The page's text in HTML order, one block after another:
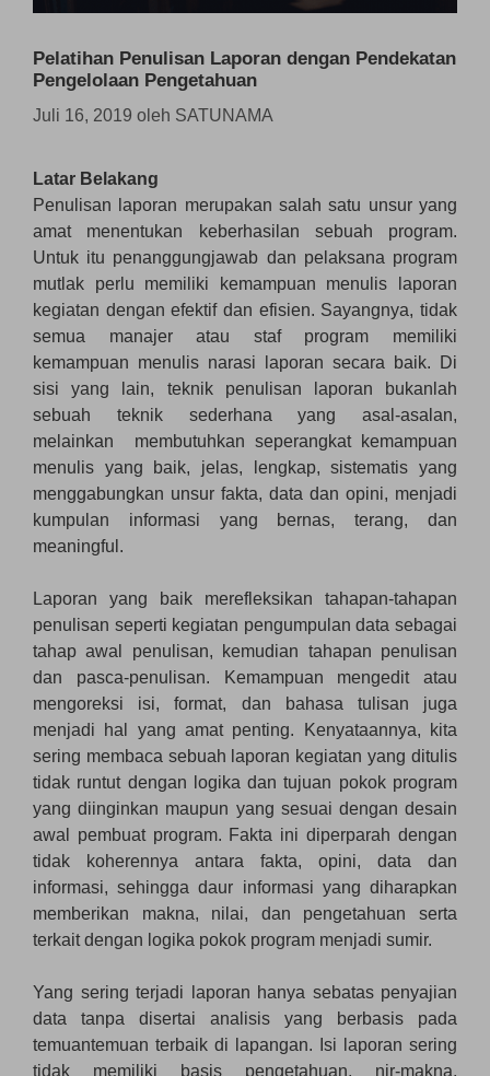
Pelatihan Penulisan Laporan dengan Pendekatan
Pengelolaan Pengetahuan
Juli 16, 2019 oleh SATUNAMA
Latar Belakang
Penulisan laporan merupakan salah satu unsur yang
amat menentukan keberhasilan sebuah program.
Untuk itu penanggungjawab dan pelaksana program
mutlak perlu memiliki kemampuan menulis laporan
kegiatan dengan efektif dan efisien. Sayangnya, tidak
semua manajer atau staf program memiliki
kemampuan menulis narasi laporan secara baik. Di
sisi yang lain, teknik penulisan laporan bukanlah
sebuah teknik sederhana yang asal-asalan,
melainkan membutuhkan seperangkat kemampuan
menulis yang baik, jelas, lengkap, sistematis yang
menggabungkan unsur fakta, data dan opini, menjadi
kumpulan informasi yang bernas, terang, dan
meaningful.
Laporan yang baik merefleksikan tahapan-tahapan
penulisan seperti kegiatan pengumpulan data sebagai
tahap awal penulisan, kemudian tahapan penulisan
dan pasca-penulisan. Kemampuan mengedit atau
mengoreksi isi, format, dan bahasa tulisan juga
menjadi hal yang amat penting. Kenyataannya, kita
sering membaca sebuah laporan kegiatan yang ditulis
tidak runtut dengan logika dan tujuan pokok program
yang diinginkan maupun yang sesuai dengan desain
awal pembuat program. Fakta ini diperparah dengan
tidak koherennya antara fakta, opini, data dan
informasi, sehingga daur informasi yang diharapkan
memberikan makna, nilai, dan pengetahuan serta
terkait dengan logika pokok program menjadi sumir.
Yang sering terjadi laporan hanya sebatas penyajian
data tanpa disertai analisis yang berbasis pada
temuantemuan terbaik di lapangan. Isi laporan sering
tidak memiliki basis pengetahuan, nir-makna,